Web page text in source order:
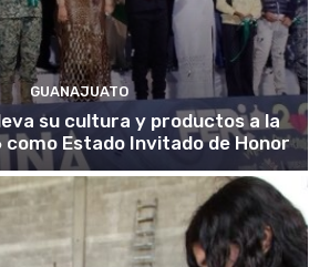
GUANAJUATO
su cultura y productos a la
como Estado Invitado de Honor